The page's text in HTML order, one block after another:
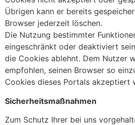
Übrigen kann er bereits
Browser jederzeit löschen.
Die Nutzung bestimmter
eingeschränkt oder deaktiviert
die Cookies ablehnt. Dem Nutzer
empfohlen, seinen Browser so
Cookies dieses Portals akzeptiert
Sicherheitsmaßnahmen
Zum Schutz Ihrer bei uns